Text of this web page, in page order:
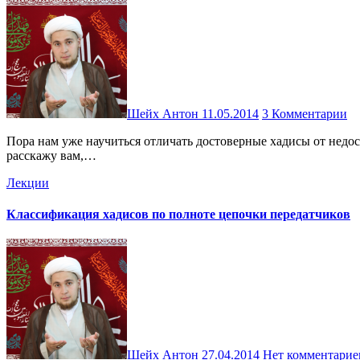
Шейх Антон 11.05.2014 3 Комментарии
Пора нам уже научиться отличать достоверные хадисы от недостоверных! “Сахих”, “Хасан”, “Слабый хадис” – что же конкретно имеется в виду, когда говорят эти термины? В этой лекции я
расскажу вам,…
Лекции
Классификация хадисов по полноте цепочки передатчиков
Шейх Антон 27.04.2014 Нет